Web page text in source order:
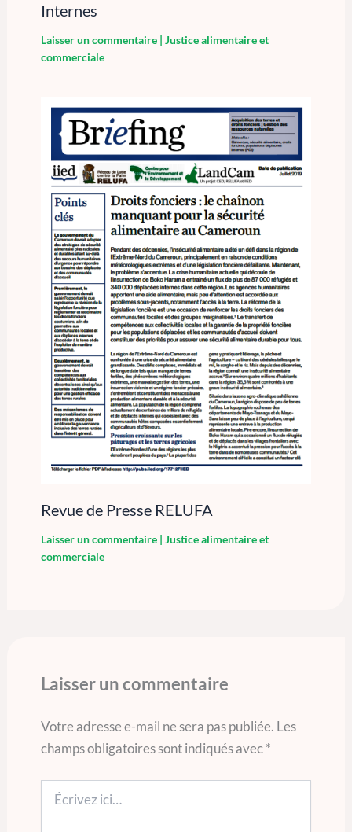
Internes
Laisser un commentaire | Justice alimentaire et
commerciale
Revue de Presse RELUFA
Laisser un commentaire | Justice alimentaire et
commerciale
Laisser un commentaire
Votre adresse e-mail ne sera pas publiée. Les
champs obligatoires sont indiqués avec*
ici…